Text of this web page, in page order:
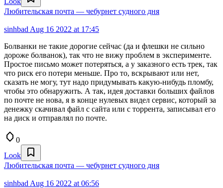
Любительская почта — чебурнет судного дня
sinhbad Aug 16 2022 at 17:45
Болванки не такие дорогие сейчас (да и флешки не сильно
дороже болванок), так что не вижу проблем в эксперименте.
Простое письмо может потеряться, а у заказного есть трек, так
что риск его потери меньше. Про то, вскрывают или нет,
сказать не могу, тут надо придумывать какую-нибудь пломбу,
чтобы это обнаружить. А так, идея доставки больших файлов
по почте не нова, я в конце нулевых видел сервис, который за
денежку скачивал файл с сайта или с торрента, записывал его
на диск и отправлял по почте.
0
Look
Любительская почта — чебурнет судного дня
sinhbad Aug 16 2022 at 06:56